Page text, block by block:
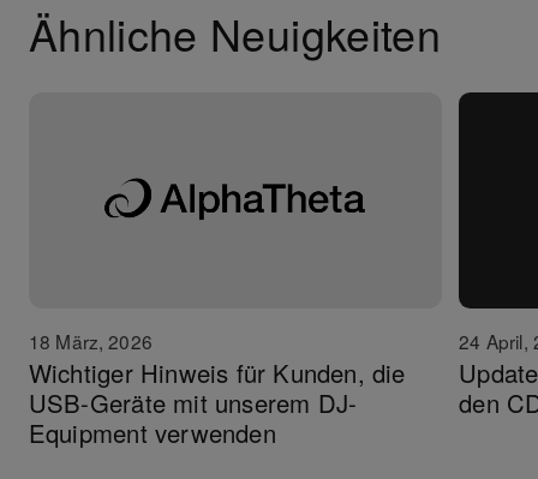
Ähnliche Neuigkeiten
18 März, 2026
Wichtiger Hinweis für Kunden, die
USB-Geräte mit unserem DJ-
Equipment verwenden
24 April,
den